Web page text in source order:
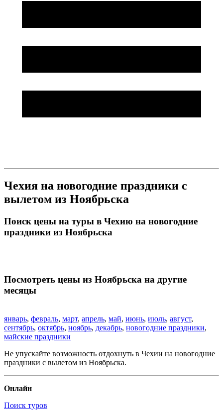
Чехия на новогодние праздники с
вылетом из Ноябрьска
Поиск цены на туры в Чехию на новогодние
праздники из Ноябрьска
Посмотреть цены из Ноябрьска на другие
месяцы
январь, февраль, март, апрель, май, июнь, июль, август,
сентябрь, октябрь, ноябрь, декабрь, новогодние праздники,
майские праздники
Не упускайте возможность отдохнуть в Чехии на новогодние
праздники с вылетом из Ноябрьска.
Онлайн
Поиск туров